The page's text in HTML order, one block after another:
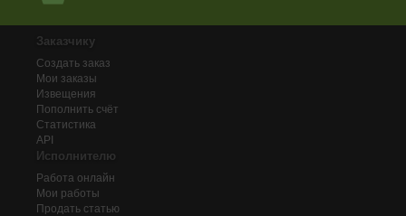
Заказчику
Создать заказ
Мои заказы
Извещения
Пополнить счёт
Статистика
API
Исполнителю
Работа онлайн
Мои работы
Продать статью